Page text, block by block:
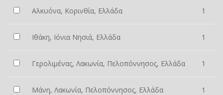
Αλκυόνα, Κορινθία, Ελλάδα 1
Ιθάκη, Ιόνια Νησιά, Ελλάδα 1
Γερολιμένας, Λακωνία, Πελοπόννησος, Ελλάδα 1
Μάνη, Λακωνία, Πελοπόννησος, Ελλάδα 1